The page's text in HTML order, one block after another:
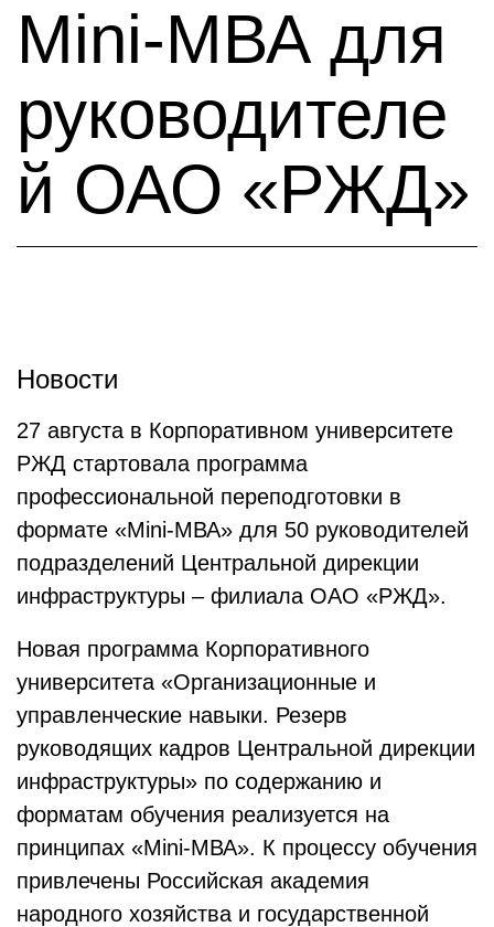
Mini-МВА для
руководителе
й ОАО «РЖД»
Новости
27 августа в Корпоративном университете
РЖД стартовала программа
профессиональной переподготовки в
формате «Mini-МВА» для 50 руководителей
подразделений Центральной дирекции
инфраструктуры – филиала ОАО «РЖД».
Новая программа Корпоративного
университета «Организационные и
управленческие навыки. Резерв
руководящих кадров Центральной дирекции
инфраструктуры» по содержанию и
форматам обучения реализуется на
принципах «Mini-МВА». К процессу обучения
привлечены Российская академия
народного хозяйства и государственной